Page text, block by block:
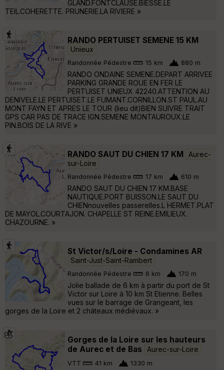
GLAND.FONTCLAUSE.BIESSE.LE
TEIL.COHERETTE. PRUNERIE.LA RIVIERE »
RANDO PERTUISET SEMENE 15 KM
Unieux
Randonnée Pédestre 15 km 880 m
RANDO ONDAINE SEMENE.DEPART ARRIVEE
PARKING GRANDE ROUE EN FER LE
PERTUISET UNIEUX 42240.ATTENTION AU
DENIVELE.LE PERTUISET.LE FUMANT.CORNILLON.ST PAUL.AU
MONT FAYN ET APRES LE TOUR (lieu dit)BIEN SUIVRE TRAIT
GPS CAR PAS DE TRACE IGN.SEMENE MONTAUROUX.LE
PIN.BOIS DE LA RIVE »
RANDO SAUT DU CHIEN 17 KM
Aurec-
sur-Loire
Randonnée Pédestre 17 km 610 m
RANDO SAUT DU CHIEN 17 KM.BASE
NAUTIQUE.PORT BUISSON.LE SAUT DU
CHIENnouvelles passerelles.L HERMET.PLAT
DE MAYOL.COURTAJON. CHAPELLE ST REINE.EMILIEUX.
CHAZOURNE. »
St Victor/s/Loire - Condamines AR
Saint-Just-Saint-Rambert
Randonnée Pédestre 6 km 170 m
Jolie ballade de 6 km à partir du port de St
Victor sur Loire à 10 km St Etienne. Belles
vues sur le barrage de Grangeant, les
gorges de la Loire et 2 châteaux médiévaux. »
Gorges de la Loire sur les hauteurs
de Aurec et de Bas
Aurec-sur-Loire
VTT 41 km 1330 m